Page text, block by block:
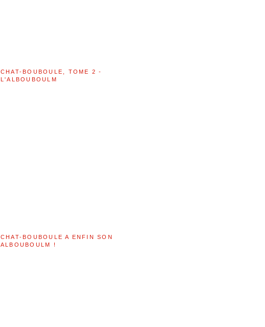
CHAT-BOUBOULE, TOME 2 -
L'ALBOUBOULM
CHAT-BOUBOULE A ENFIN SON
ALBOUBOULM !